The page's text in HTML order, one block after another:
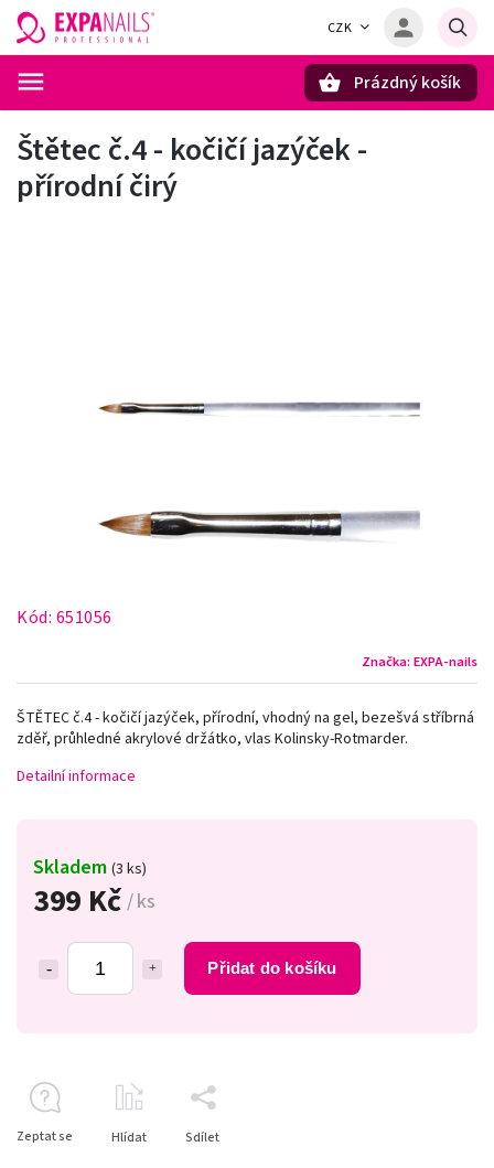
CZK
Prázdný košík
Štětec č.4 - kočičí jazýček -
přírodní čirý
Kód: 651056
Značka: EXPA-nails
399 Kč / ks
Přidat do košíku
Skladem (3 ks)
ŠTĚTEC č.4 - kočičí jazýček, přírodní, vhodný na gel, bezešvá stříbrná
zděř, průhledné akrylové držátko, vlas Kolinsky-Rotmarder.
Detailní informace
Zeptat se Hlídat Sdílet